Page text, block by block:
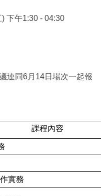
下午1:30 - 04:30
連同6月14日場次一起報
課程內容
實務